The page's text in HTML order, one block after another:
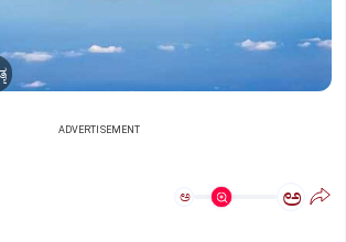
ADVERTISEMENT
ಅ ಅ